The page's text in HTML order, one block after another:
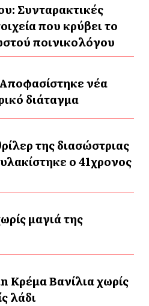
Συνταρακτικές
που κρύβει το
ποινικολόγου
Αποφασίστηκε νέα
διάταγμα
της διασώστριας
ο 41χρονος
μαγιά της
Κρέμα Βανίλια χωρίς
λάδι